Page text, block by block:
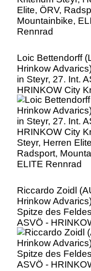
Loic Bettendorff
Hrinkow
in Steyr, 27. Int.
HRINKOW City
Steyr, Herren
Radsport,
ELITE Rennrad
Riccardo Zoidl
Hrinkow
Spitze des
ASVÖ -
Kriterium Steyr,
Elite, ÖRV,
Mountainbike,
Rennrad